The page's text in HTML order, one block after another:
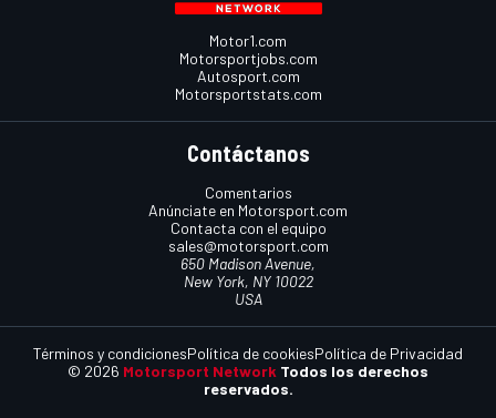
Motor1.com
Motorsportjobs.com
Autosport.com
Motorsportstats.com
Contáctanos
Comentarios
Anúnciate en Motorsport.com
Contacta con el equipo
sales@motorsport.com
650 Madison Avenue,
New York, NY 10022
USA
© 2026 Motorsport Network Todos los derechos
reservados.
Términos y condicionesPolítica de cookiesPolítica de Privacidad